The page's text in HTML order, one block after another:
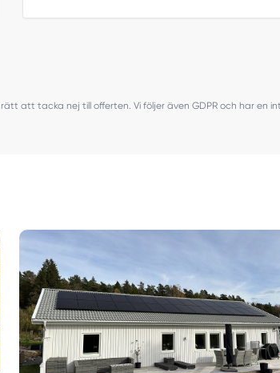
tacka nej till offerten. Vi följer även GDPR och har en